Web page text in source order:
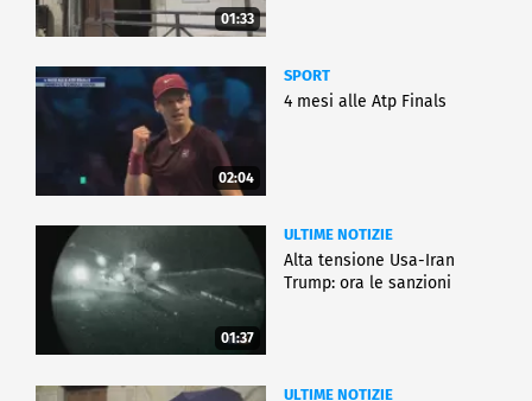
01:33
02:04
SPORT
4 mesi alle Atp Finals
01:37
ULTIME NOTIZIE
Alta tensione Usa-Iran
Trump: ora le sanzioni
ULTIME NOTIZIE